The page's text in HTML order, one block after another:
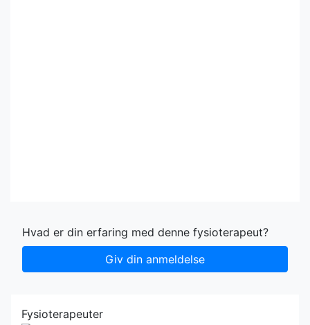
Hvad er din erfaring med denne fysioterapeut?
Giv din anmeldelse
Fysioterapeuter